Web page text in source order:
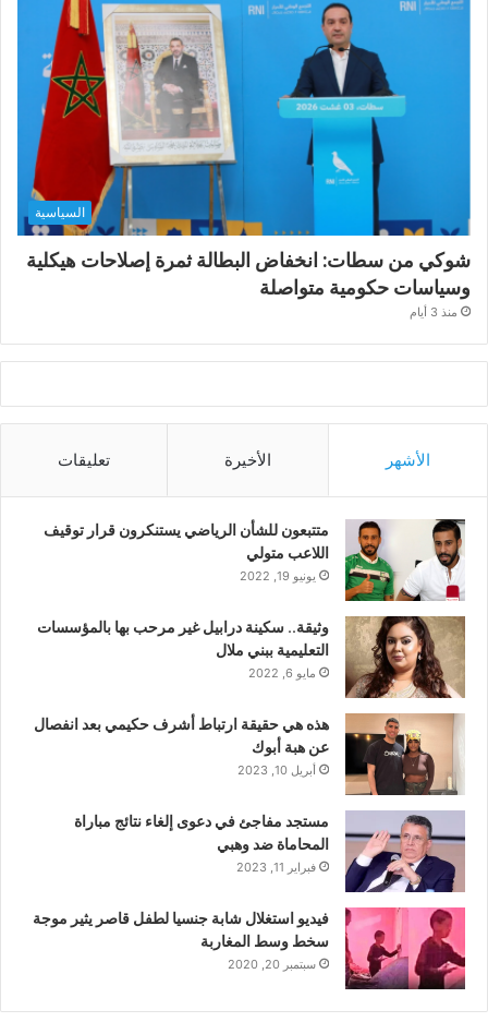
السياسية
شوكي من سطات: انخفاض البطالة ثمرة إصلاحات هيكلية
وسياسات حكومية متواصلة
منذ 3 أيام
الأشهر الأخيرة تعليقات
متتبعون للشأن الرياضي يستنكرون قرار توقيف
اللاعب متولي
يونيو 19, 2022
وثيقة.. سكينة درابيل غير مرحب بها بالمؤسسات
التعليمية ببني ملال
مايو 6, 2022
هذه هي حقيقة ارتباط أشرف حكيمي بعد انفصال
عن هبة أبوك
أبريل 10, 2023
مستجد مفاجئ في دعوى إلغاء نتائج مباراة
المحاماة ضد وهبي
فبراير 11, 2023
فيديو استغلال شابة جنسيا لطفل قاصر يثير موجة
سخط وسط المغاربة
سبتمبر 20, 2020